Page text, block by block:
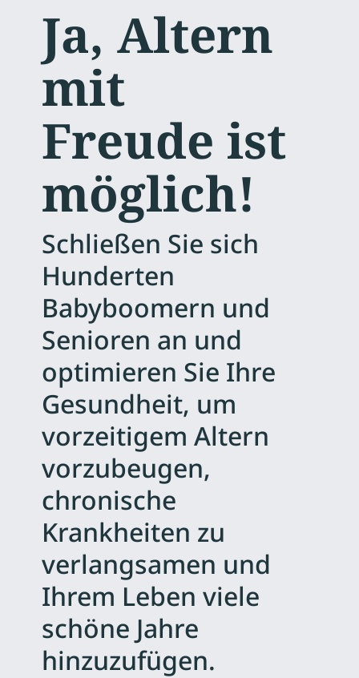
Ja, Altern
mit
Freude ist
möglich!
Schließen Sie sich
Hunderten
Babyboomern und
Senioren an und
optimieren Sie Ihre
Gesundheit, um
vorzeitigem Altern
vorzubeugen,
chronische
Krankheiten zu
verlangsamen und
Ihrem Leben viele
schöne Jahre
hinzuzufügen.